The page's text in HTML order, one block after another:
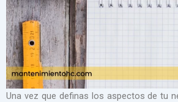
Una vez que definas los aspectos de tu